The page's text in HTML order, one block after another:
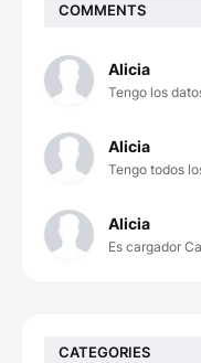
COMMENTS
Alicia
Tengo los
Alicia
Tengo todos
Alicia
Es cargador
CATEGORIES